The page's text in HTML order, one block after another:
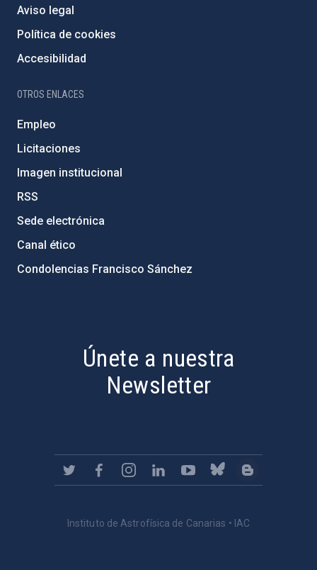
Aviso legal
Política de cookies
Accesibilidad
OTROS ENLACES
Empleo
Licitaciones
Imagen institucional
RSS
Sede electrónica
Canal ético
Condolencias Francisco Sánchez
Únete a nuestra
Newsletter
Instituto de Astrofísica de Canarias • IAC